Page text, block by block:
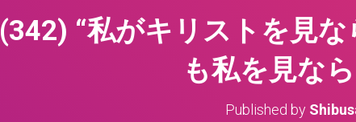
(342) “私がキリストを見
も私を見な
Published by